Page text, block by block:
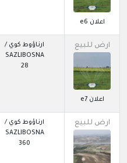
اعلان e6
ارض للبيع
اعلان e7
ارناؤوط كوي /
SAZLIBOSNA
28
ارض للبيع
ارناؤوط كوي /
SAZLIBOSNA
360